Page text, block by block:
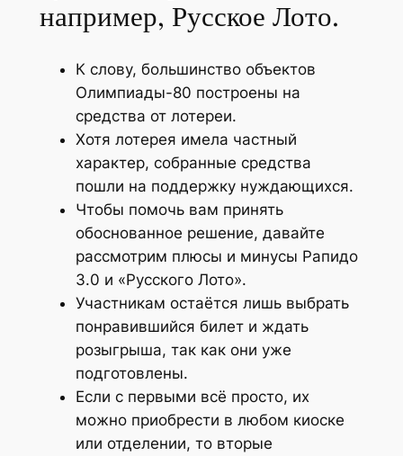
например, Русское Лото.
К слову, большинство объектов
Олимпиады-80 построены на
средства от лотереи.
Хотя лотерея имела частный
характер, собранные средства
пошли на поддержку нуждающихся.
Чтобы помочь вам принять
обоснованное решение, давайте
рассмотрим плюсы и минусы Рапидо
3.0 и «Русского Лото».
Участникам остаётся лишь выбрать
понравившийся билет и ждать
розыгрыша, так как они уже
подготовлены.
Если с первыми всё просто, их
можно приобрести в любом киоске
или отделении, то вторые